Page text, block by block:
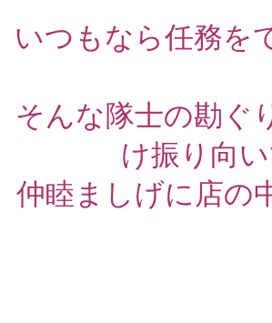
いつもなら任務を
そんな隊士の勘ぐ
け振り向
仲睦ましげに店の